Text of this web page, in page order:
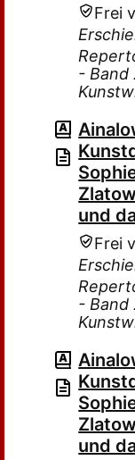
Frei
- Band
und
Frei
- Band
und